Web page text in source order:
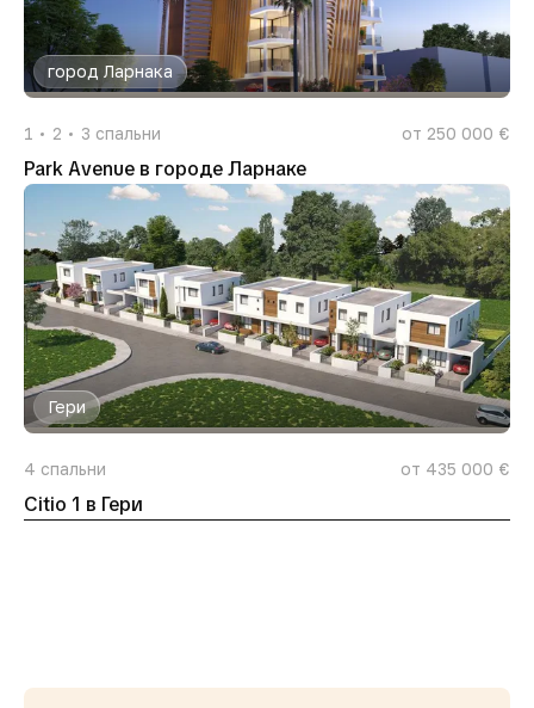
город Ларнака
1 2 3 спальни от 250 000 €
Park Avenue в городе Ларнаке
Гери
4 спальни от 435 000 €
Citio 1 в Гери